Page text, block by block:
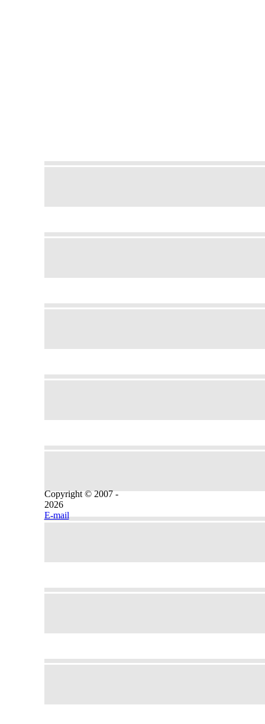
Copyright © 2007 -
2026
E-mail